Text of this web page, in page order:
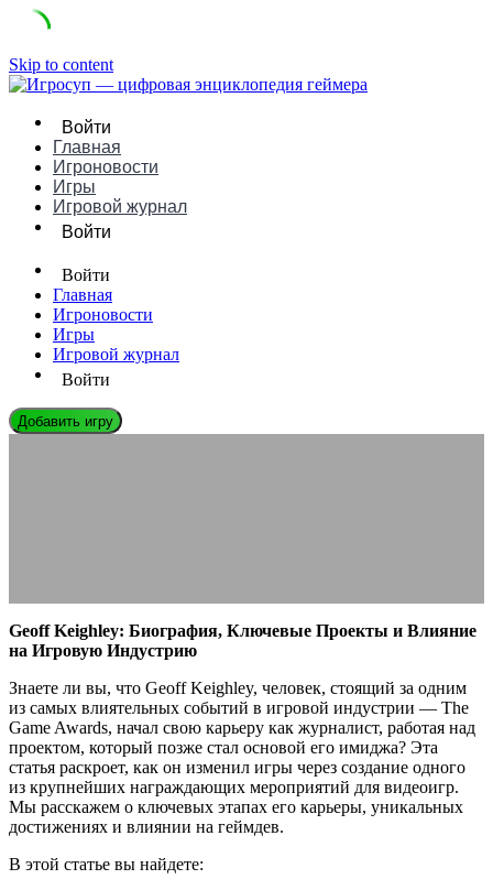
Skip to content
Войти
Главная
Игроновости
Игры
Игровой журнал
Войти
Войти
Главная
Игроновости
Игры
Игровой журнал
Войти
Добавить игру
Geoff Keighley: Биография, Ключевые Проекты и Влияние
на Игровую Индустрию
Знаете ли вы, что Geoff Keighley, человек, стоящий за одним
из самых влиятельных событий в игровой индустрии — The
Game Awards, начал свою карьеру как журналист, работая над
проектом, который позже стал основой его имиджа? Эта
статья раскроет, как он изменил игры через создание одного
из крупнейших награждающих мероприятий для видеоигр.
Мы расскажем о ключевых этапах его карьеры, уникальных
достижениях и влиянии на геймдев.
В этой статье вы найдете: